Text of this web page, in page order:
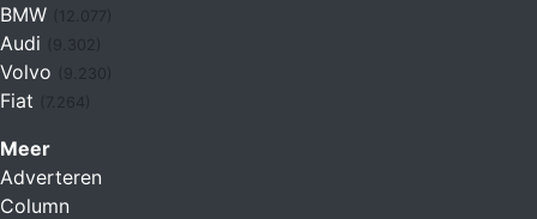
BMW
Audi
Volvo
Fiat (7.264)
Meer
Adverteren
Column